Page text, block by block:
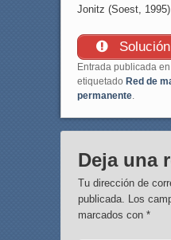
Jonitz (Soest, 1995).
Entrada publicada en
etiquetado Red de
permanente.
Deja una
Tu dirección de
publicada. Los
marcados con *